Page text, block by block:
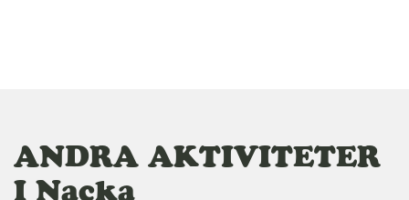
ANDRA AKTIVITETER
I Nacka